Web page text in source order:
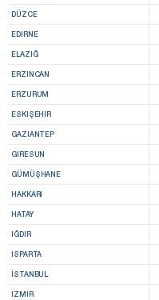
DÜZCE
EDIRNE
ELAZIĞ
ERZINCAN
ERZURUM
ESKIŞEHIR
GAZIANTEP
GIRESUN
GÜMÜŞHANE
HAKKARI
HATAY
IĞDIR
ISPARTA
İSTANBUL
IZMIR